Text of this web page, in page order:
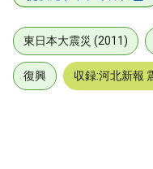
東日本大震災 (2011)
復興 収録:河北新報